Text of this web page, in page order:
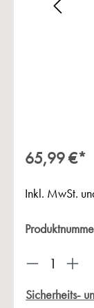
65,99 €*
Inkl. MwSt.
Produkt
Sicherheits-